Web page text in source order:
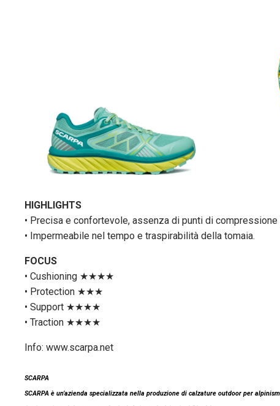
HIGHLIGHTS
• Precisa e confortevole, assenza di punti di
• Impermeabile nel tempo e traspirabilità della tomaia.
FOCUS
• Cushioning ★★★★
• Protection ★★★
• Support ★★★★
• Traction ★★★★
Info: www.scarpa.net
SCARPA
SCARPA è un’azienda specializzata nella produzione di calzature outdoor per